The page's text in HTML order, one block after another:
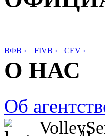
ВФВ › FIVB › CEV ›
О НАС
Об